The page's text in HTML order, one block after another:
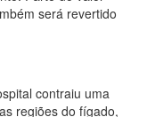
será revertido
contraiu uma
regiões do fígado,